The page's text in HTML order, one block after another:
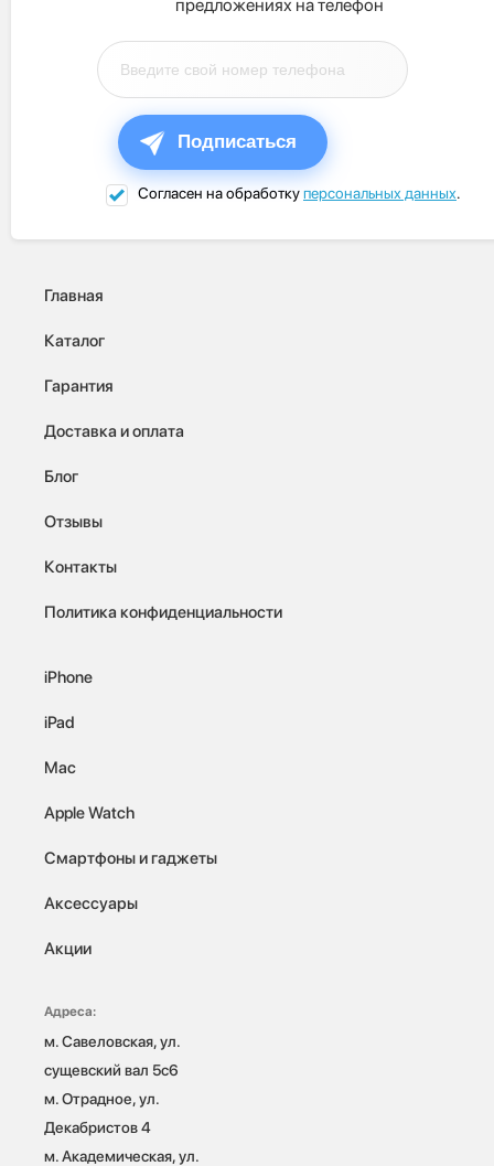
предложениях на телефон
Подписаться
Согласен на обработкуперсональных данных.
Главная
Каталог
Гарантия
Доставка и оплата
Блог
Отзывы
Контакты
Политика конфиденциальности
iPhone
iPad
Mac
Apple Watch
Смартфоны и гаджеты
Аксессуары
Акции
Адреса:
м. Савеловская, ул.
сущевский вал 5с6
м. Отрадное, ул.
Декабристов 4
м. Академическая, ул.